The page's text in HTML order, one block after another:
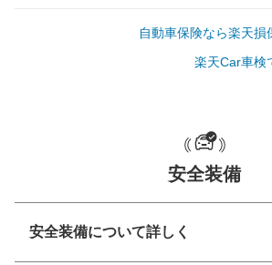
ノア、セレナ
ラ、ステッ
大型車
クラウン、ア
カD:5 など
自動車保険なら楽天損
楽天Car車検
安全装備
安全装備について詳しく